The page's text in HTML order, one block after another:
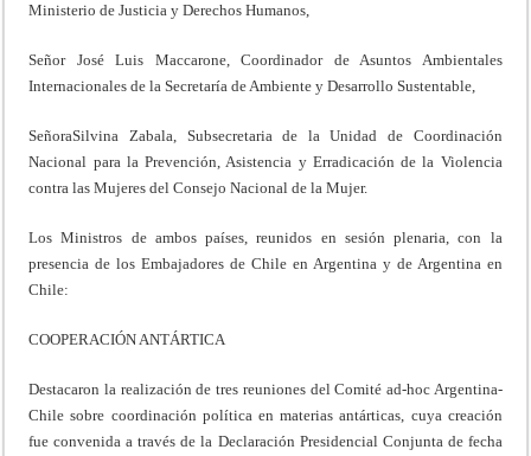
Ministerio de Justicia y Derechos Humanos,
Señor José Luis Maccarone, Coordinador de Asuntos Ambientales
Internacionales de la Secretaría de Ambiente y Desarrollo Sustentable,
SeñoraSilvina Zabala, Subsecretaria de la Unidad de Coordinación
Nacional para la Prevención, Asistencia y Erradicación de la Violencia
contra las Mujeres del Consejo Nacional de la Mujer.
Los Ministros de ambos países, reunidos en sesión plenaria, con la
presencia de los Embajadores de Chile en Argentina y de Argentina en
Chile:
COOPERACIÓN ANTÁRTICA
Destacaron la realización de tres reuniones del Comité ad-hoc Argentina-
Chile sobre coordinación política en materias antárticas, cuya creación
fue convenida a través de la Declaración Presidencial Conjunta de fecha